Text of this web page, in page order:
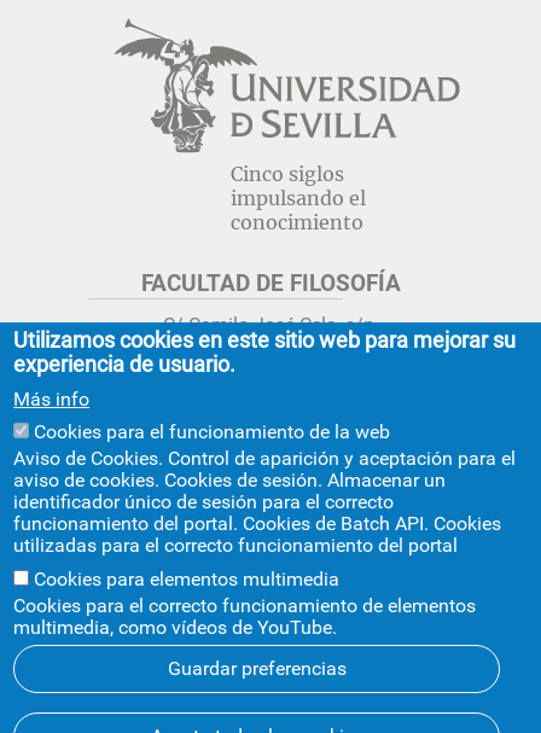
Cinco siglos
impulsando el
conocimiento
FACULTAD DE FILOSOFÍA
C/ Camilo José Cela, s/n.
Sevilla 41018.
adminfil@us.es
+info
GRADO ESTUDIOS ASIA ORIENTAL
Avda. Ciudad Jardín, 20-222
Centro Internacional de la US
asiaoriental@us.es
954 55 17 40
© 2026SIC- Universidad de Sevilla
Utilizamos cookies en este sitio web para mejorar su
experiencia de usuario.
Más info
Cookies para el funcionamiento de la web
Aviso de Cookies. Control de aparición y aceptación para el
aviso de cookies. Cookies de sesión. Almacenar un
identificador único de sesión para el correcto
funcionamiento del portal. Cookies de Batch API. Cookies
utilizadas para el correcto funcionamiento del portal
Cookies para elementos multimedia
Cookies para el correcto funcionamiento de elementos
multimedia, como vídeos de YouTube.
Guardar preferencias